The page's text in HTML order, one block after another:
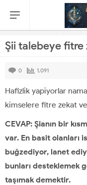
Şii talebeye
0 1.091
Hafizlik yapiyorlar
kimselere fitre zekat
CEVAP: Şianın bir
var. En basit olanları
buğzediyor, lanet
bunları desteklemek
taşımak demektir.